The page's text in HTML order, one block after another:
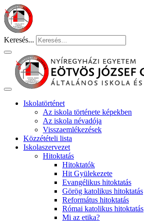
Keresés...
Iskolatörténet
Az iskola története képekben
Az iskola névadója
Visszaemlékezések
Közzétételi lista
Iskolaszervezet
Hitoktatás
Hitoktatók
Hit Gyülekezete
Evangélikus hitoktatás
Görög katolikus hitoktatás
Református hitoktatás
Római katolikus hitoktatás
Mi az etika?